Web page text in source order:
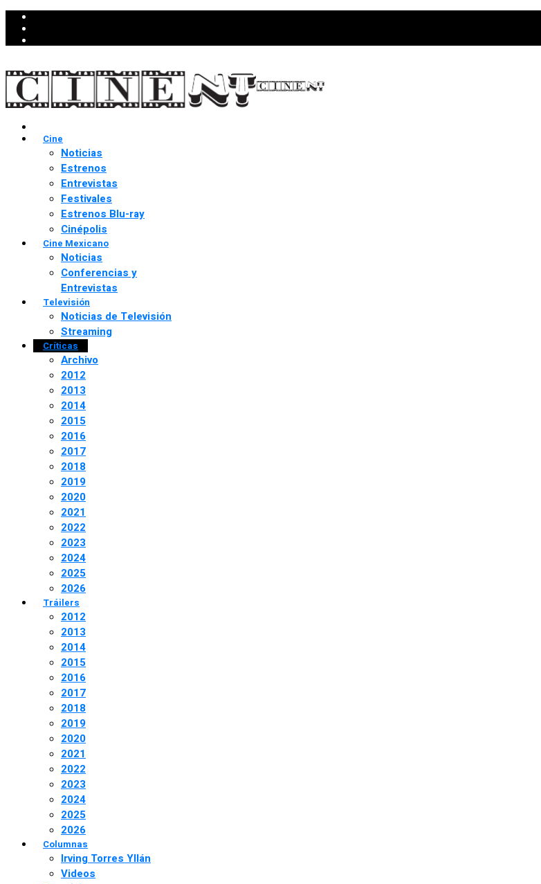
Cine
Noticias
Estrenos
Entrevistas
Festivales
Estrenos Blu-ray
Cinépolis
Cine Mexicano
Noticias
Conferencias y
Entrevistas
Televisión
Noticias de Televisión
Streaming
Críticas
Archivo
2012
2013
2014
2015
2016
2017
2018
2019
2020
2021
2022
2023
2024
2025
2026
Tráilers
2012
2013
2014
2015
2016
2017
2018
2019
2020
2021
2022
2023
2024
2025
2026
Columnas
Irving Torres Yllán
Videos